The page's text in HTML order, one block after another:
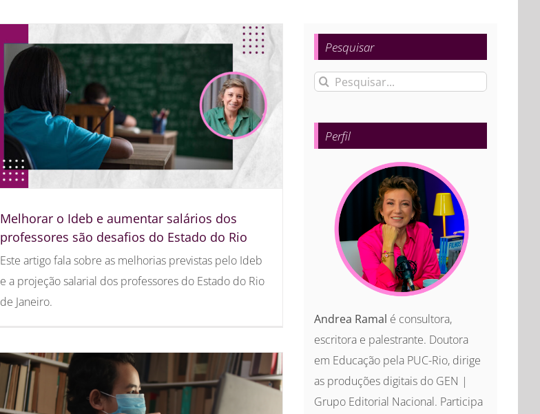
Melhorar o Ideb e aumentar salários dos
professores são desafios do Estado do Rio
Este artigo fala sobre as melhorias previstas pelo Ideb
e a projeção salarial dos professores do Estado do Rio
de Janeiro.
Pesquisar
Buscar
para:
Perfil
Andrea Ramal é consultora,
escritora e palestrante. Doutora
em Educação pela PUC-Rio, dirige
as produções digitais do GEN |
Grupo Editorial Nacional. Participa